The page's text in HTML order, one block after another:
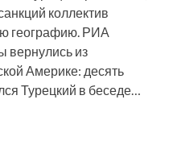
коллектив
географию. РИА
вернулись из
Америке: десять
Турецкий в беседе…